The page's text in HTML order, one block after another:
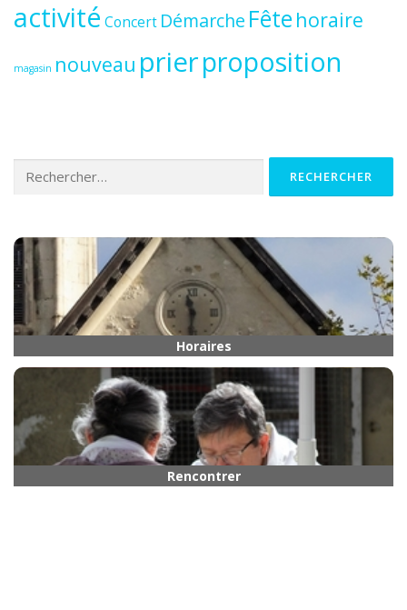
activité Concert Démarche Fête horaire
magasin nouveau prierproposition
Horaires